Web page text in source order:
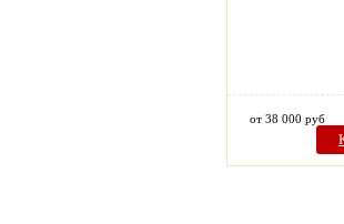
от 38 000 руб